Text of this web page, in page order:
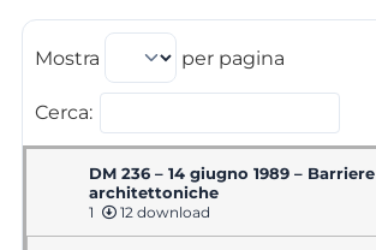
Mostra per pagina
Cerca:
DM 236 – 14 giugno 1989 – Barriere
architettoniche
1 12 download